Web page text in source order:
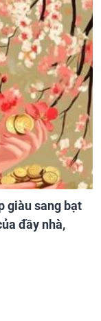
giàu sang bạt
đầy nhà,